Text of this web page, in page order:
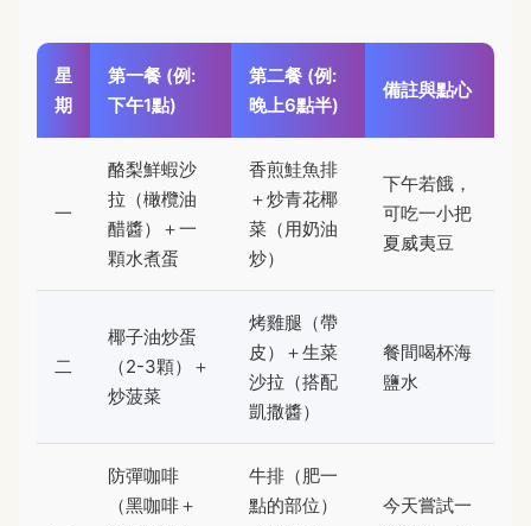
星
期
第一餐 (例:
下午1點)
第二餐 (例:
晚上6點半)
備註與點心
一
酪梨鮮蝦沙
拉（橄欖油
醋醬）＋一
顆水煮蛋
香煎鮭魚排
＋炒青花椰
菜（用奶油
炒）
下午若餓，
可吃一小把
夏威夷豆
二
椰子油炒蛋
（2-3顆）＋
炒菠菜
烤雞腿（帶
皮）＋生菜
沙拉（搭配
凱撒醬）
餐間喝杯海
鹽水
防彈咖啡
（黑咖啡＋
牛排（肥一
點的部位）
今天嘗試一